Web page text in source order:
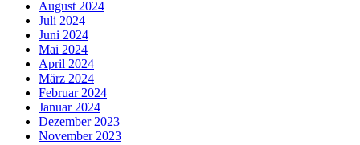
August 2024
Juli 2024
Juni 2024
Mai 2024
April 2024
März 2024
Februar 2024
Januar 2024
Dezember 2023
November 2023